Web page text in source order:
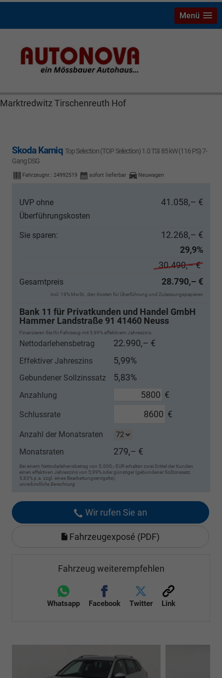
Skoda Kamiq Bayreuth Nützel Mössbauer Autonova
Brucker Räthel MGS Autohaus günstig Finanzierung
Marktredwitz Tirschenreuth Hof
Menü
Skoda Kamiq Top Selection (TOP Selection) 1.0 TSI 85 kW (116 PS) 7-
Gang DSG
Fahrzeugnr.: 24992519 sofort lieferbar Neuwagen
UVP ohne
Überführungskosten
41.058,– €
Sie sparen:
12.268,– €
29,9%
30.490,– €
Gesamtpreis 28.790,– €
incl. 19% MwSt., den Kosten für Überführung und Zulassungspapieren
Bank 11 für Privatkunden und Handel GmbH
Hammer Landstraße 91 41460 Neuss
Finanzieren Sie Ihr Fahrzeug mit 5,99% effektivem Jahreszins.
Nettodarlehensbetrag 22.990,– €
Effektiver Jahreszins 5,99%
Gebundener Sollzinssatz 5,83%
Anzahlung €
Schlussrate €
Anzahl der Monatsraten
Monatsraten
279,– €
Bei einem Nettodarlehensbetrag von 5.000,- EUR erhalten zwei Drittel der Kunden
einen effektiven Jahreszins von 5,99% oder günstiger (gebundener Sollzinssatz
5,83% p.a. zzgl. eines Bearbeitungsentgelts).
unverbindliche Berechnung
Wir rufen Sie an
Fahrzeugexposé (PDF)
Fahrzeug weiterempfehlen
Whatsapp Facebook Twitter Link